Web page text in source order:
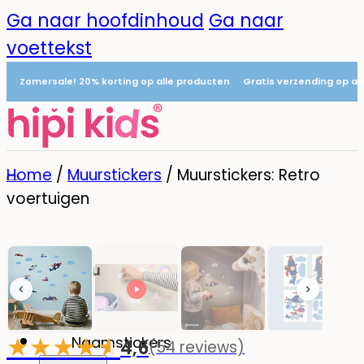
Ga naar hoofdinhoud Ga naar
voettekst
Zomersale! 20% korting op alle producten Gratis verzending op
Menu
Naamstickers
0
Home / Muurstickers / Muurstickers: Retro
voertuigen
-20%
★★★★☆
★4,6(54 reviews)